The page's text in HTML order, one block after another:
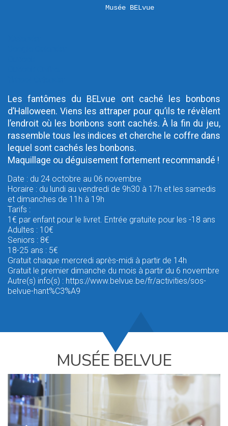
Musée BELvue
Les fantômes du BELvue ont caché les bonbons
d’Halloween. Viens les attraper pour qu’ils te révèlent
l’endroit où les bonbons sont cachés. À la fin du jeu,
rassemble tous les indices et cherche le coffre dans
lequel sont cachés les bonbons.
Maquillage ou déguisement fortement recommandé !
Date : du 24 octobre au 06 novembre
Horaire : du lundi au vendredi de 9h30 à 17h et les samedis
et dimanches de 11h à 19h
Tarifs :
1€ par enfant pour le livret. Entrée gratuite pour les -18 ans
Adultes : 10€
Seniors : 8€
18-25 ans : 5€
Gratuit chaque mercredi après-midi à partir de 14h
Gratuit le premier dimanche du mois à partir du 6 novembre
Autre(s) info(s) : https://www.belvue.be/fr/activities/sos-
belvue-hant%C3%A9
MUSÉE BELVUE